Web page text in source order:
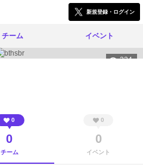
新規登録・ログイン
チーム イベント
324
0
0
チーム
0
0
イベント